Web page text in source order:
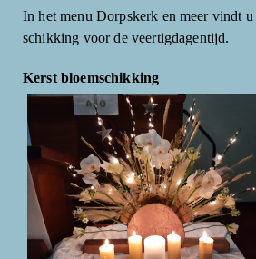
In het menu Dorpskerk en meer vindt
schikking voor de veertigdagentijd.
Kerst bloemschikking